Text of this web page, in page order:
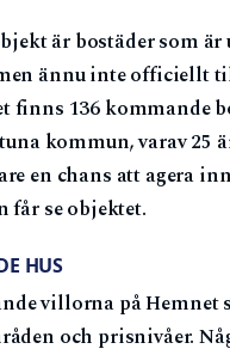
är bostäder som är
ännu inte officiellt
finns 136 kommande
kommun, varav 25
en chans att agera
får se objektet.
HUS
villorna på Hemnet
och prisnivåer.